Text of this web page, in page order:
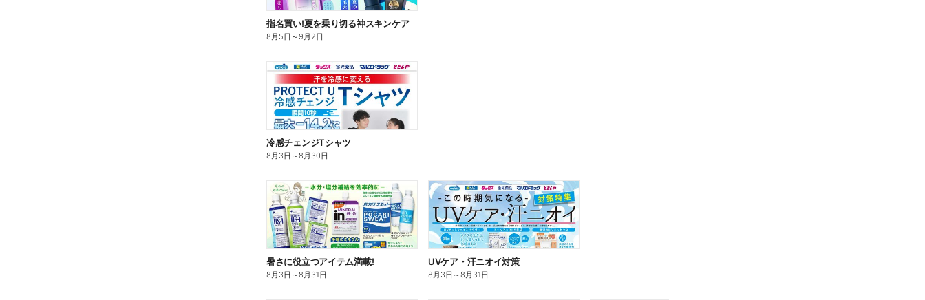
指名買い!夏を乗り切る神スキンケア
8月5日 ～9月2日
冷感チェンジTシャツ
8月3日 ～8月30日
暑さに役立つアイテム満載!
8月3日 ～8月31日
UVケア・汗ニオイ対策
8月3日 ～8月31日